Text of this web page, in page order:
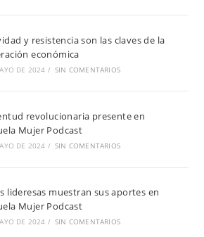
y resistencia son las claves de la
económica
DE 2024 / SIN COMENTARIOS
revolucionaria presente en
Mujer Podcast
DE 2024 / SIN COMENTARIOS
lideresas muestran sus aportes en
Mujer Podcast
DE 2024 / SIN COMENTARIOS